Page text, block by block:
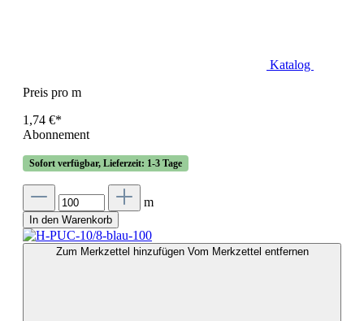
Katalog
Preis pro m
1,74 €*
Abonnement
Sofort verfügbar, Lieferzeit: 1-3 Tage
m
In den Warenkorb
Zum Merkzettel hinzufügen Vom Merkzettel entfernen